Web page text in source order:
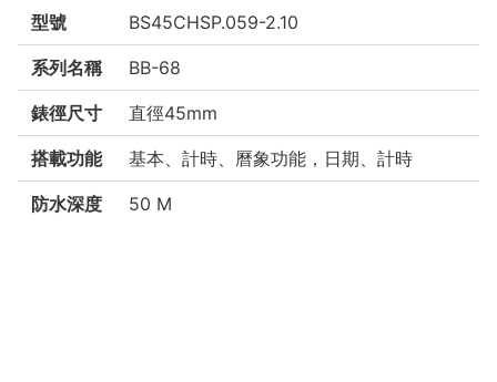
型號 BS45CHSP.059-2.10
系列名稱 BB-68
錶徑尺寸 直徑45mm
搭載功能 基本、計時、曆象功能，日期、計時
防水深度 50 M